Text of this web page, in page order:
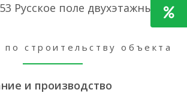
Русское поле двухэтажный
строительству объекта
и производство